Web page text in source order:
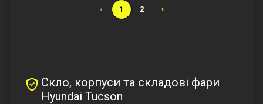
‹ 1 2 ›
Скло, корпуси та складові фари
Hyundai Tucson